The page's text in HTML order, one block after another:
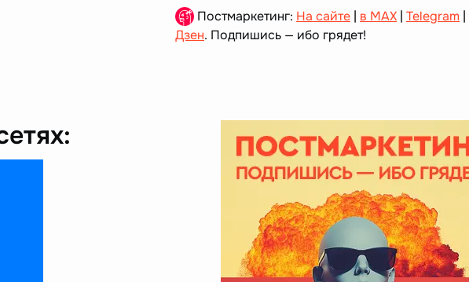
Постмаркетинг: На сайте | в MAX | Telegram |
Дзен. Подпишись — ибо грядет!